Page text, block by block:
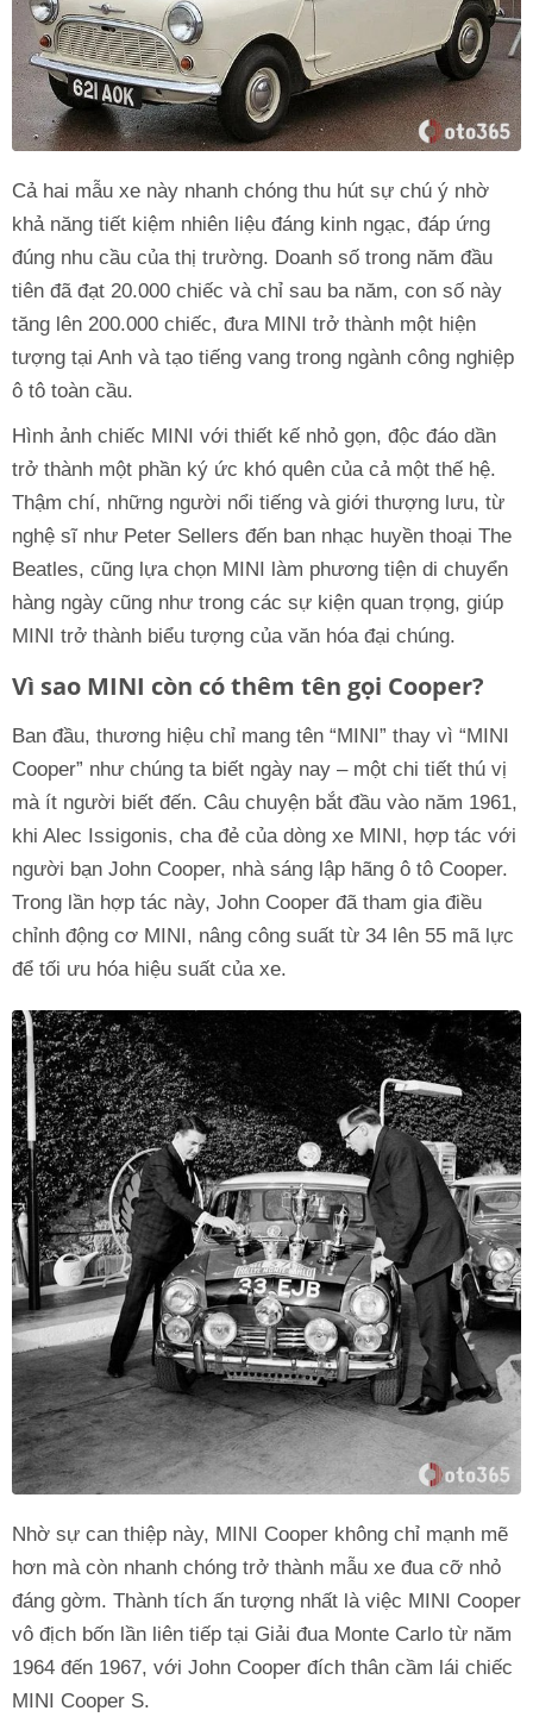
Cả hai mẫu xe này nhanh chóng thu hút sự chú ý nhờ
khả năng tiết kiệm nhiên liệu đáng kinh ngạc, đáp ứng
đúng nhu cầu của thị trường. Doanh số trong năm đầu
tiên đã đạt 20.000 chiếc và chỉ sau ba năm, con số này
tăng lên 200.000 chiếc, đưa MINI trở thành một hiện
tượng tại Anh và tạo tiếng vang trong ngành công nghiệp
ô tô toàn cầu.
Hình ảnh chiếc MINI với thiết kế nhỏ gọn, độc đáo dần
trở thành một phần ký ức khó quên của cả một thế hệ.
Thậm chí, những người nổi tiếng và giới thượng lưu, từ
nghệ sĩ như Peter Sellers đến ban nhạc huyền thoại The
Beatles, cũng lựa chọn MINI làm phương tiện di chuyển
hàng ngày cũng như trong các sự kiện quan trọng, giúp
MINI trở thành biểu tượng của văn hóa đại chúng.
Vì sao MINI còn có thêm tên gọi Cooper?
Ban đầu, thương hiệu chỉ mang tên “MINI” thay vì “MINI
Cooper” như chúng ta biết ngày nay – một chi tiết thú vị
mà ít người biết đến. Câu chuyện bắt đầu vào năm 1961,
khi Alec Issigonis, cha đẻ của dòng xe MINI, hợp tác với
người bạn John Cooper, nhà sáng lập hãng ô tô Cooper.
Trong lần hợp tác này, John Cooper đã tham gia điều
chỉnh động cơ MINI, nâng công suất từ 34 lên 55 mã lực
để tối ưu hóa hiệu suất của xe.
Nhờ sự can thiệp này, MINI Cooper không chỉ mạnh mẽ
hơn mà còn nhanh chóng trở thành mẫu xe đua cỡ nhỏ
đáng gờm. Thành tích ấn tượng nhất là việc MINI Cooper
vô địch bốn lần liên tiếp tại Giải đua Monte Carlo từ năm
1964 đến 1967, với John Cooper đích thân cầm lái chiếc
MINI Cooper S.